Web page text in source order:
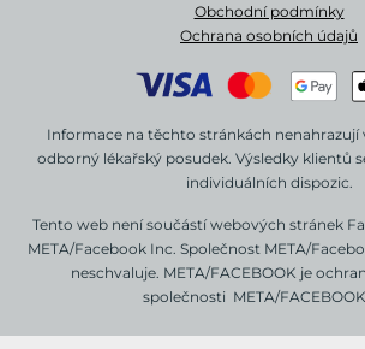
Obchodní podmínky
Ochrana osobních údajů
Informace na těchto stránkách nenahrazují
odborný lékařský posudek. Výsledky klientů
individuálních dispozic.
Tento web není součástí webových stránek
META/Facebook Inc. Společnost META/
neschvaluje. META/FACEBOOK je
společnosti META/FACEBOOK